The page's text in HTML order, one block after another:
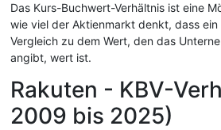
Das Kurs-Buchwert-Verhältnis ist eine
wie viel der Aktienmarkt denkt, dass ein
Vergleich zu dem Wert, den das
angibt, wert ist.
Rakuten - KBV-
2009 bis 2025)